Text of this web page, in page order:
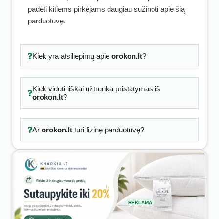
padėti kitiems pirkėjams daugiau sužinoti apie šią
parduotuvę.
Kiek yra atsiliepimų apie orokon.lt?
Kiek vidutiniškai užtrunka pristatymas iš
orokon.lt?
Ar orokon.ltturi fizinę parduotuvę?
REKLAMA